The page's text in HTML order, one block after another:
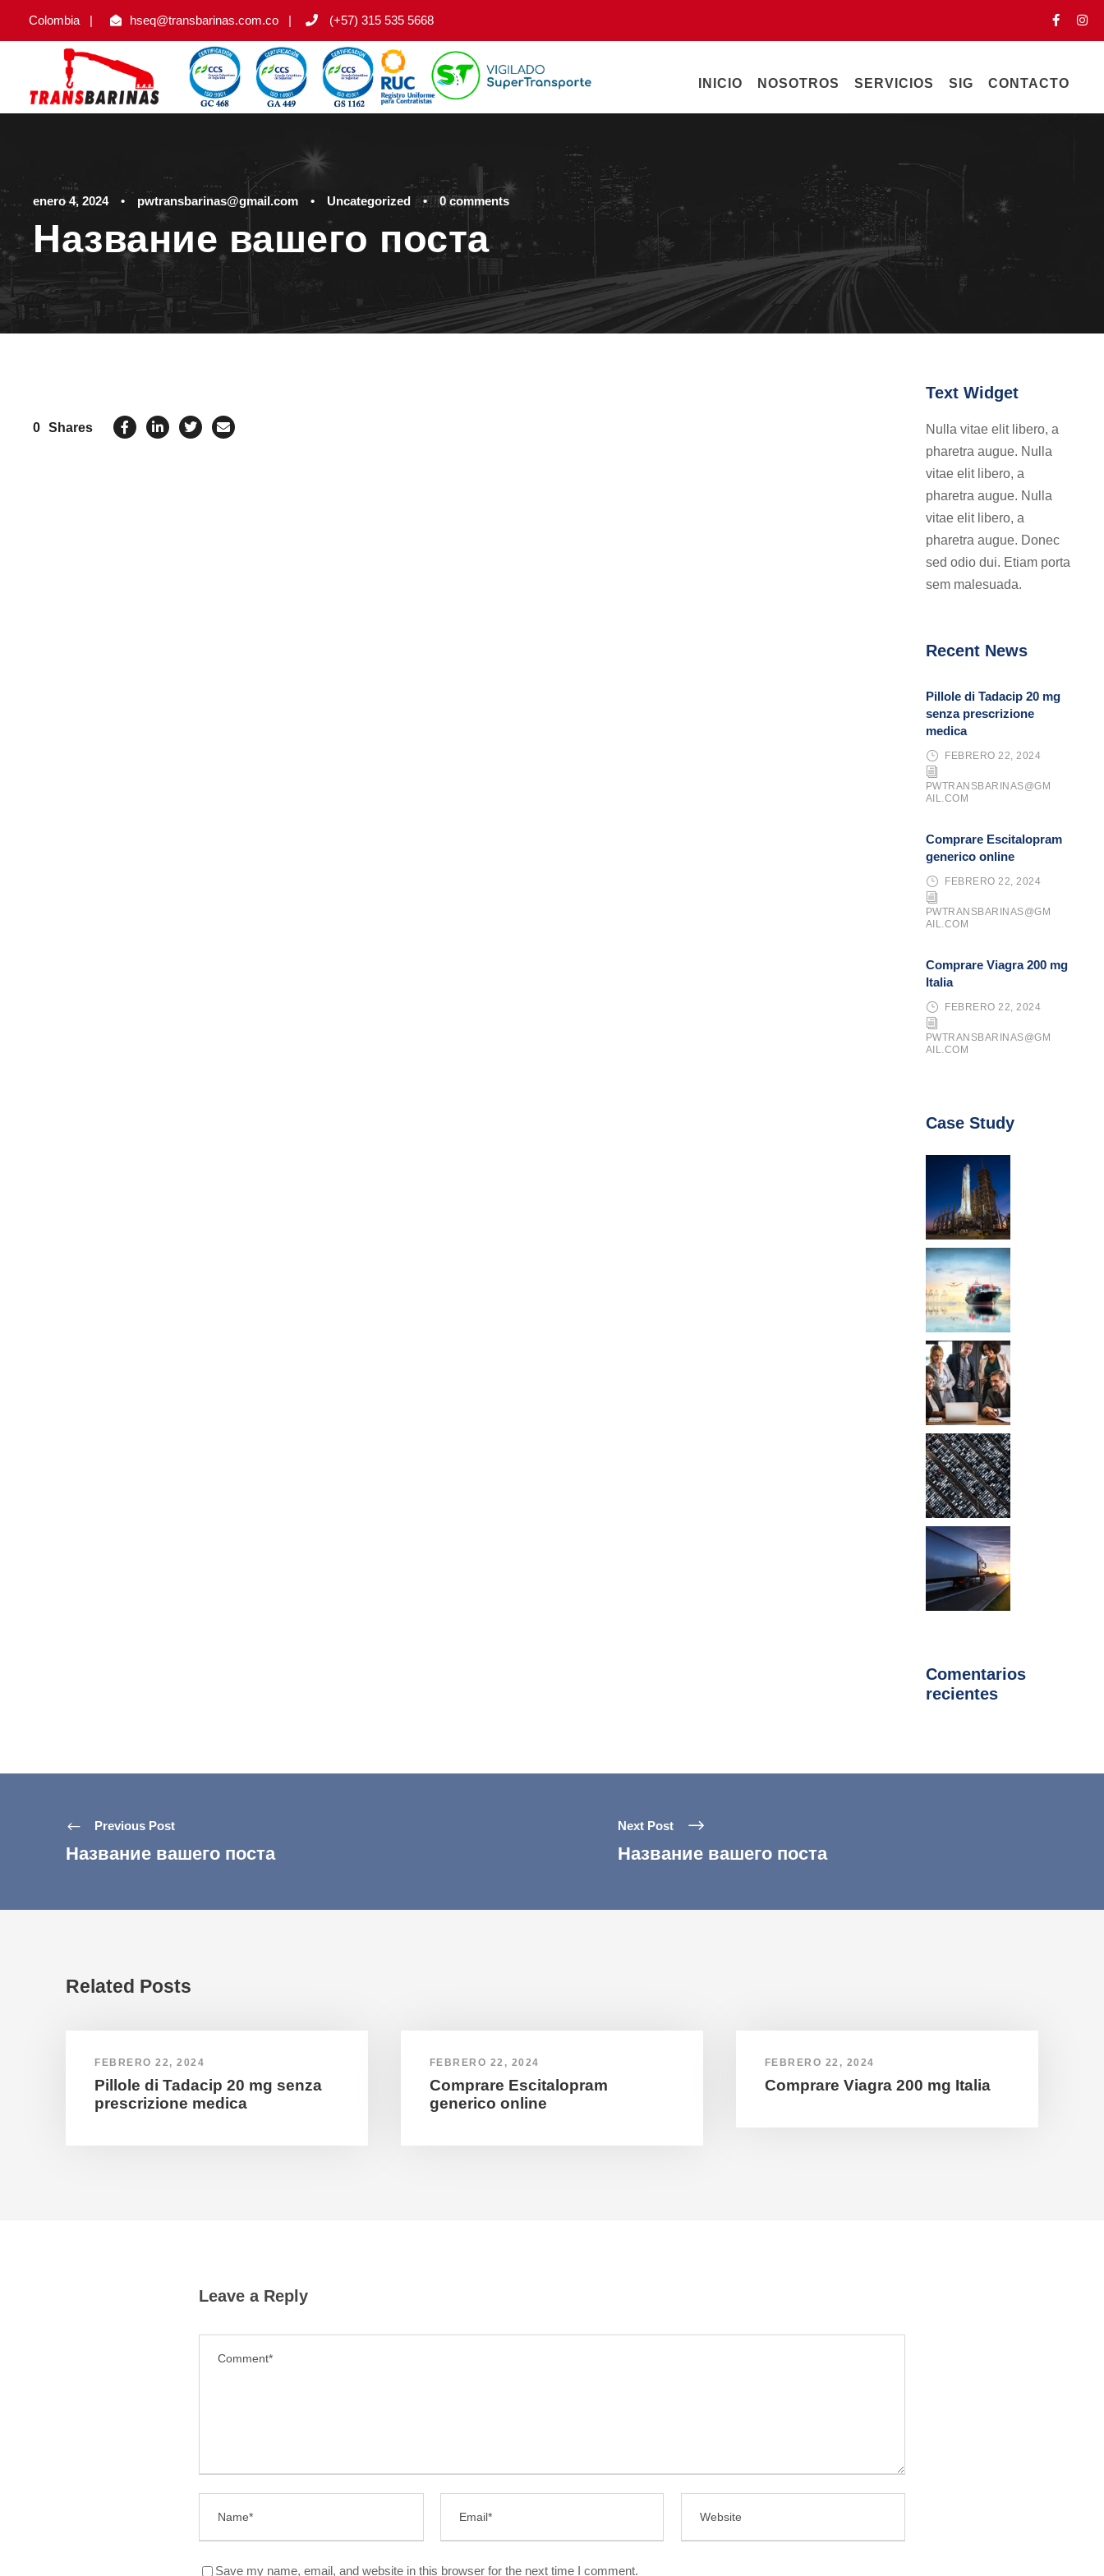
Colombia | hseq@transbarinas.com.co | (+57) 315 535 5668
INICIO NOSOTROS SERVICIOS SIG CONTACTO
enero 4, 2024 • pwtransbarinas@gmail.com • Uncategorized • 0 comments
Название вашего поста
0 Shares
Text Widget
Nulla vitae elit libero, a
pharetra augue. Nulla
vitae elit libero, a
pharetra augue. Nulla
vitae elit libero, a
pharetra augue. Donec
sed odio dui. Etiam porta
sem malesuada.
Recent News
Pillole di Tadacip 20 mg
senza prescrizione
medica
FEBRERO 22, 2024
PWTRANSBARINAS@GM
AIL.COM
Comprare Escitalopram
generico online
FEBRERO 22, 2024
PWTRANSBARINAS@GM
AIL.COM
Comprare Viagra 200 mg
Italia
FEBRERO 22, 2024
PWTRANSBARINAS@GM
AIL.COM
Case Study
Comentarios
recientes
Previous Post
Название вашего поста
Next Post
Название вашего поста
Related Posts
FEBRERO 22, 2024
Pillole di Tadacip 20 mg senza
prescrizione medica
FEBRERO 22, 2024
Comprare Escitalopram
generico online
FEBRERO 22, 2024
Comprare Viagra 200 mg Italia
Leave a Reply
Save my name, email, and website in this browser for the next time I comment.